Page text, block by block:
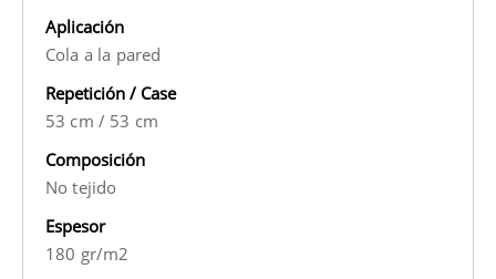
Aplicación
Cola a la pared
Repetición / Case
53 cm / 53 cm
Composición
No tejido
Espesor
180 gr/m2